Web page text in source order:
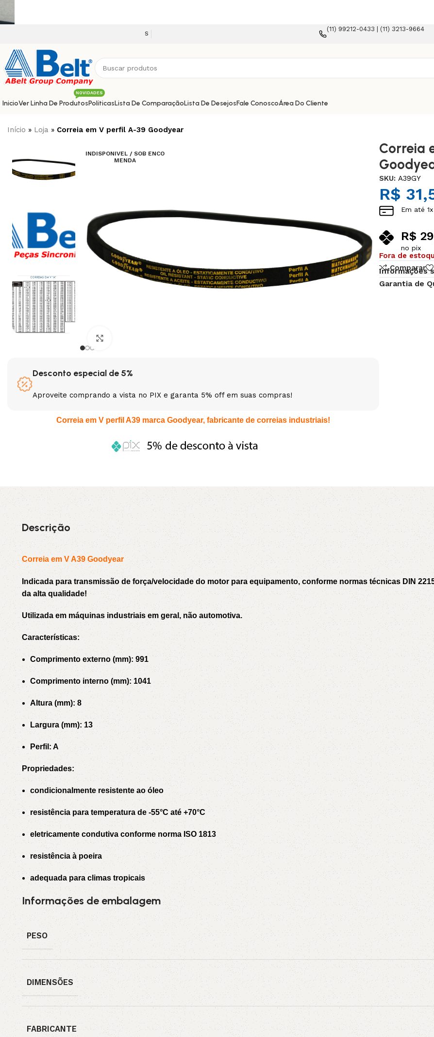
Seja bem vindo a nossa plataforma e-commerce!
(11) 99212-0433 | (11) 3213-9664
InicioVer Linha De Produtos
NOVIDADES
3VX 5V
CX D PJ PJ PK
PL SPA SPB
XPA XPB XPZ ZX
PolíticasLista De ComparaçãoLista De DesejosFale ConoscoÁrea Do Cliente
Início » Loja » Correia em V perfil A-39 Goodyear
INDISPONIVEL / SOB ENCO
MENDA
Desconto especial de 5%
Aproveite comprando a vista no PIX e garanta 5% off em suas compras!
Correia em V perfil A39 marca Goodyear, fabricante de correias industriais!
Correia
SKU:A39GY
R$
Em até1
R$
no pix
Fora de
Comparar
Informações
Garantia de
Descrição
Correia em V A39 Goodyear
Indicada para transmissão de força/velocidade do motor para equipamento, conforme normas técnicas DIN
da alta qualidade!
Utilizada em máquinas industriais em geral, não automotiva.
Características:
Comprimento externo (mm): 991
Comprimento interno (mm): 1041
Altura (mm): 8
Largura (mm): 13
Perfil: A
Propriedades:
condicionalmente resistente ao óleo
resistência para temperatura de -55°C até +70°C
eletricamente condutiva conforme norma ISO 1813
resistência à poeira
adequada para climas tropicais
Informações de embalagem
PESO
DIMENSÕES
FABRICANTE